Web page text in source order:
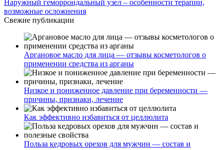
Наружный геморроидальный узел – особенности терапии,
возможные осложнения
Свежие публикации
Аргановое масло для лица — отзывы косметологов о
применении средства из арганы
Низкое и пониженное давление при беременности —
причины, признаки, лечение
Как эффективно избавиться от целлюлита
Польза кедровых орехов для мужчин — состав и